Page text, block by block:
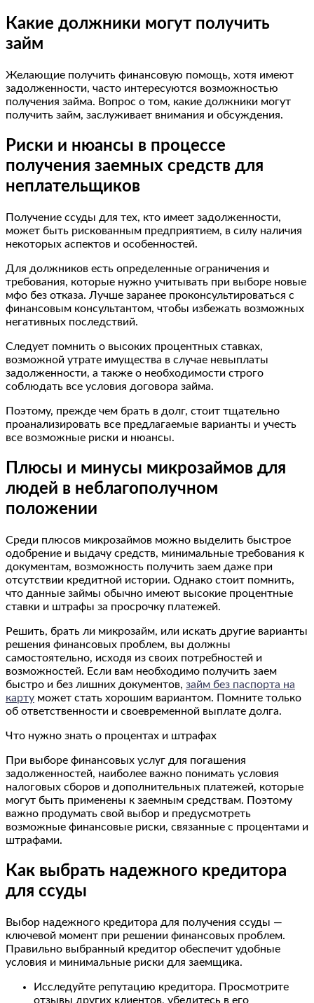
Какие должники могут получить
займ
Желающие получить финансовую помощь, хотя имеют
задолженности, часто интересуются возможностью
получения займа. Вопрос о том, какие должники могут
получить займ, заслуживает внимания и обсуждения.
Риски и нюансы в процессе
получения заемных средств для
неплательщиков
Получение ссуды для тех, кто имеет задолженности,
может быть рискованным предприятием, в силу наличия
некоторых аспектов и особенностей.
Для должников есть определенные ограничения и
требования, которые нужно учитывать при выборе новые
мфо без отказа. Лучше заранее проконсультироваться с
финансовым консультантом, чтобы избежать возможных
негативных последствий.
Следует помнить о высоких процентных ставках,
возможной утрате имущества в случае невыплаты
задолженности, а также о необходимости строго
соблюдать все условия договора займа.
Поэтому, прежде чем брать в долг, стоит тщательно
проанализировать все предлагаемые варианты и учесть
все возможные риски и нюансы.
Плюсы и минусы микрозаймов для
людей в неблагополучном
положении
Среди плюсов микрозаймов можно выделить быстрое
одобрение и выдачу средств, минимальные требования к
документам, возможность получить заем даже при
отсутствии кредитной истории. Однако стоит помнить,
что данные займы обычно имеют высокие процентные
ставки и штрафы за просрочку платежей.
Решить, брать ли микрозайм, или искать другие варианты
решения финансовых проблем, вы должны
самостоятельно, исходя из своих потребностей и
возможностей. Если вам необходимо получить заем
быстро и без лишних документов, займ без паспорта на
карту может стать хорошим вариантом. Помните только
об ответственности и своевременной выплате долга.
Что нужно знать о процентах и штрафах
При выборе финансовых услуг для погашения
задолженностей, наиболее важно понимать условия
налоговых сборов и дополнительных платежей, которые
могут быть применены к заемным средствам. Поэтому
важно продумать свой выбор и предусмотреть
возможные финансовые риски, связанные с процентами и
штрафами.
Как выбрать надежного кредитора
для ссуды
Выбор надежного кредитора для получения ссуды —
ключевой момент при решении финансовых проблем.
Правильно выбранный кредитор обеспечит удобные
условия и минимальные риски для заемщика.
Исследуйте репутацию кредитора. Просмотрите
отзывы других клиентов, убедитесь в его